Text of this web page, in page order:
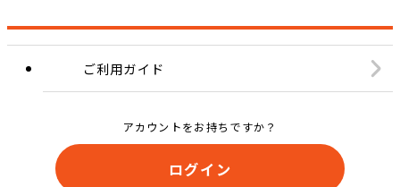
ご利用ガイド
アカウントをお持ちですか？
ログイン